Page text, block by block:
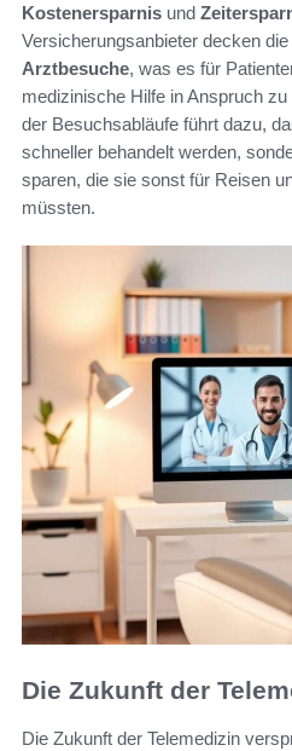
Kostenersparnis und
Versicherungsanbieter decken
Arztbesuche, was es für
medizinische Hilfe in Anspruch
der Besuchsabläufe führt dazu,
schneller behandelt werden,
sparen, die sie sonst für Reisen
müssten.
Die Zukunft der
Die Zukunft der Telemedizin